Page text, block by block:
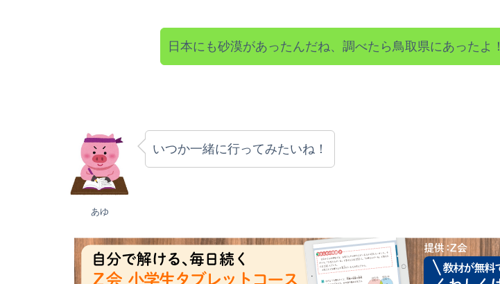
日本にも砂漠があったんだね、調べたら鳥取県にあったよ！
あゆ
いつか一緒に行ってみたいね！